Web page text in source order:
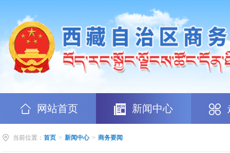
网站首页 新闻中心
当前位置： 首页 > 新闻中心 > 商务要闻